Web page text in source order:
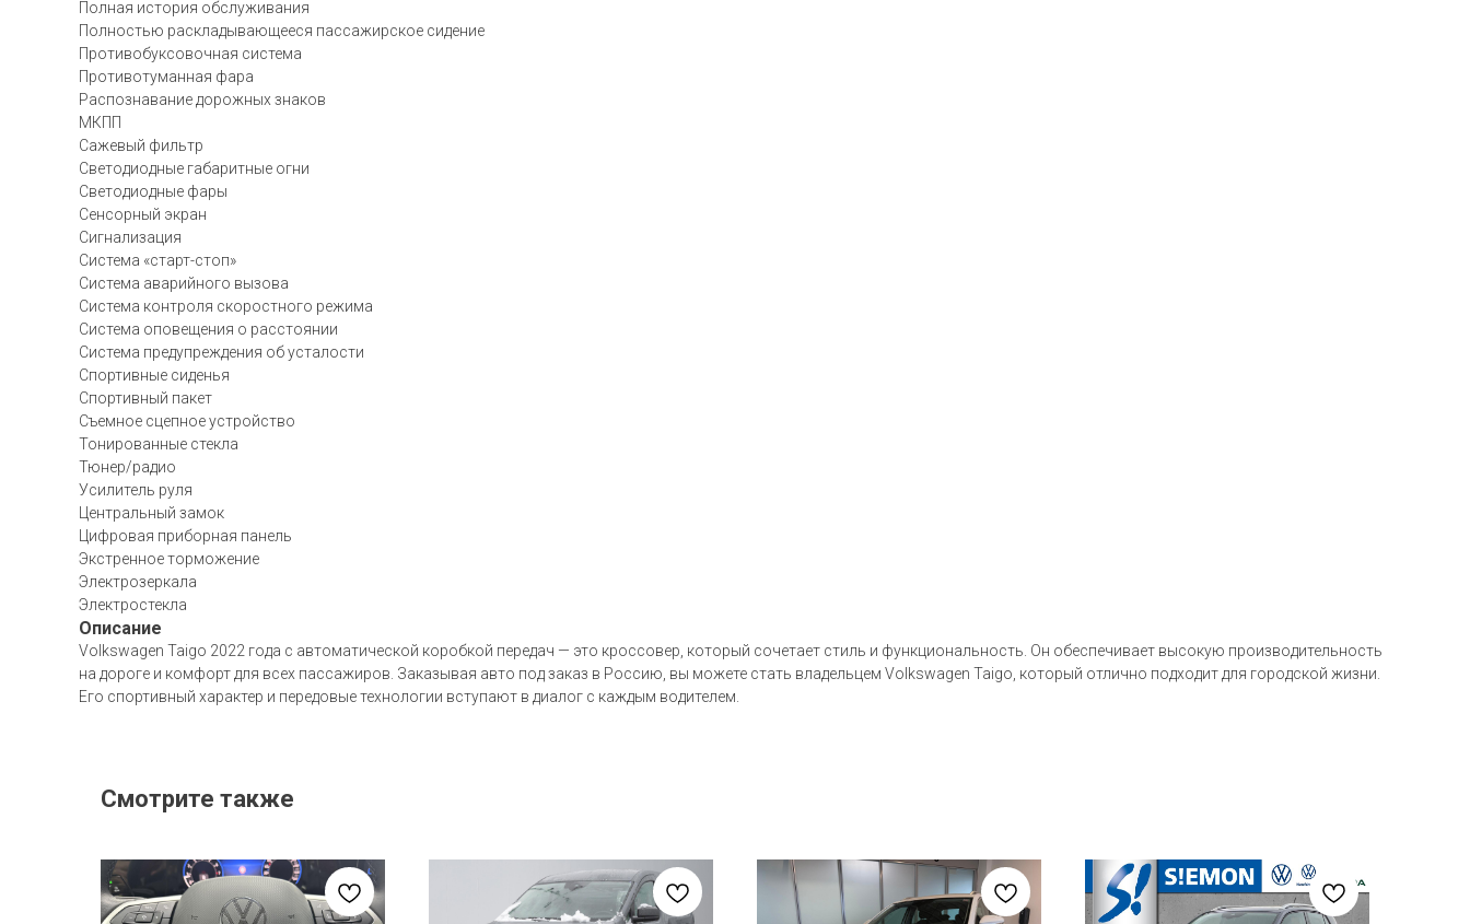
Полная история обслуживания
Полностью раскладывающееся пассажирское сидение
Противобуксовочная система
Противотуманная фара
Распознавание дорожных знаков
МКПП
Сажевый фильтр
Светодиодные габаритные огни
Светодиодные фары
Сенсорный экран
Сигнализация
Система «старт-стоп»
Система аварийного вызова
Система контроля скоростного режима
Система оповещения о расстоянии
Система предупреждения об усталости
Спортивные сиденья
Спортивный пакет
Съемное сцепное устройство
Тонированные стекла
Тюнер/радио
Усилитель руля
Центральный замок
Цифровая приборная панель
Экстренное торможение
Электрозеркала
Электростекла
Описание
Volkswagen Taigo 2022 года с автоматической коробкой передач — это кроссовер, который сочетает стиль и функциональность. Он обеспечивает высокую производительность
на дороге и комфорт для всех пассажиров. Заказывая авто под заказ в Россию, вы можете стать владельцем Volkswagen Taigo, который отлично подходит для городской жизни.
Его спортивный характер и передовые технологии вступают в диалог с каждым водителем.
Смотрите также